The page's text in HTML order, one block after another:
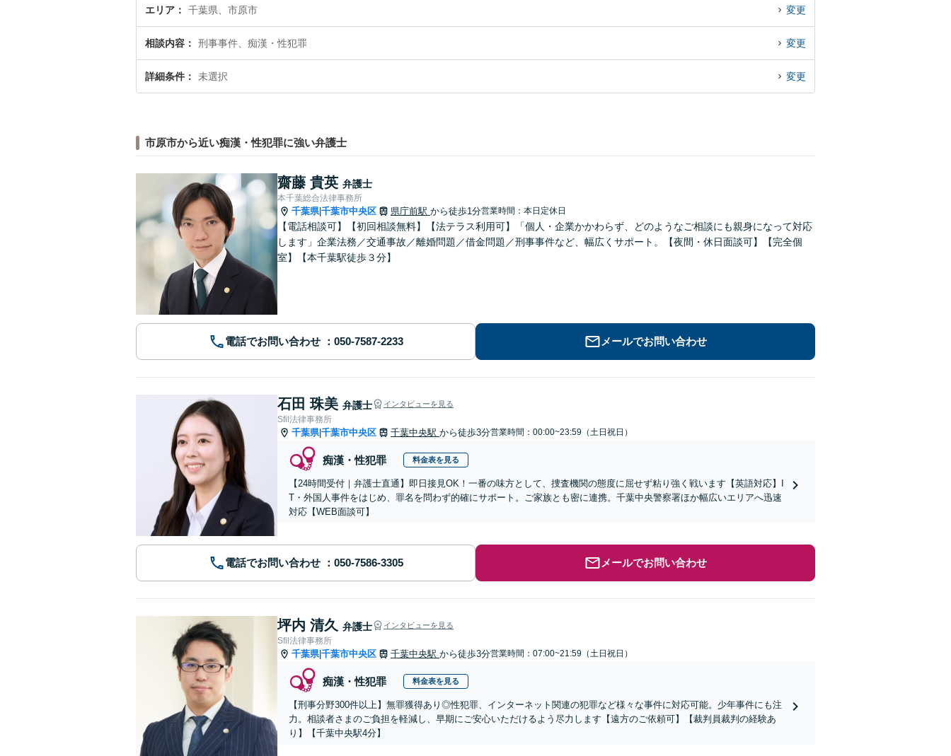
エリア 千葉県、市原市 変更
相談内容 刑事事件、痴漢・性犯罪 変更
詳細条件 未選択 変更
市原市から近い痴漢・性犯罪に強い弁護士
齋藤 貴英 弁護士
本千葉総合法律事務所
千葉県|千葉市中央区 県庁前駅 から徒歩1分営業時間：本日定休日
【電話相談可】【初回相談無料】【法テラス利用可】「個人・企業かかわらず、どのようなご相談にも親身になって対応
します」企業法務／交通事故／離婚問題／借金問題／刑事事件など、幅広くサポート。【夜間・休日面談可】【完全個
室】【本千葉駅徒歩３分】
電話でお問い合わせ メールでお問い合わせ
石田 珠美 弁護士 インタビューを見る
Sfil法律事務所
千葉県|千葉市中央区 千葉中央駅 から徒歩3分営業時間：00:00~23:59（土日祝日）
痴漢・性犯罪 料金表を見る
【24時間受付｜弁護士直通】即日接見OK！一番の味方として、捜査機関の態度に屈せず粘り強く戦います【英語対応】I
T・外国人事件をはじめ、罪名を問わず的確にサポート。ご家族とも密に連携。千葉中央警察署ほか幅広いエリアへ迅速
対応【WEB面談可】
電話でお問い合わせ メールでお問い合わせ
坪内 清久 弁護士 インタビューを見る
Sfil法律事務所
千葉県|千葉市中央区 千葉中央駅 から徒歩3分営業時間：07:00~21:59（土日祝日）
痴漢・性犯罪 料金表を見る
【刑事分野300件以上】無罪獲得あり◎性犯罪、インターネット関連の犯罪など様々な事件に対応可能。少年事件にも注
力。相談者さまのご負担を軽減し、早期にご安心いただけるよう尽力します【遠方のご依頼可】【裁判員裁判の経験あ
り】【千葉中央駅4分】